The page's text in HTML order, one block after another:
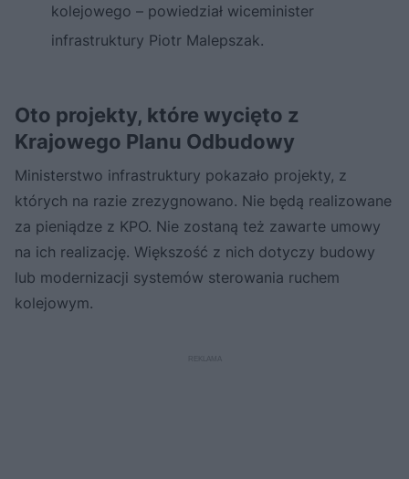
kolejowego – powiedział wiceminister
infrastruktury Piotr Malepszak.
Oto projekty, które wycięto z
Krajowego Planu Odbudowy
Ministerstwo infrastruktury pokazało projekty, z
których na razie zrezygnowano. Nie będą realizowane
za pieniądze z KPO. Nie zostaną też zawarte umowy
na ich realizację. Większość z nich dotyczy budowy
lub modernizacji systemów sterowania ruchem
kolejowym.